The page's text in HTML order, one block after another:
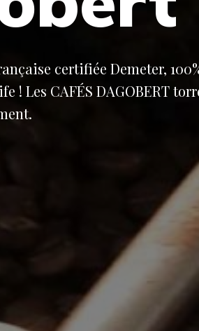
certifiée Demeter,
! Les CAFÉS DAGOBERT